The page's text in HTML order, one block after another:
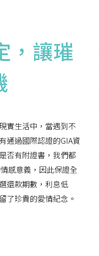
，讓璀
實生活中，當遇到不
通過國際認證的GIA資
否有附證書，我們都
感意義，因此保證全
還款期數，利息低
了珍貴的愛情紀念。